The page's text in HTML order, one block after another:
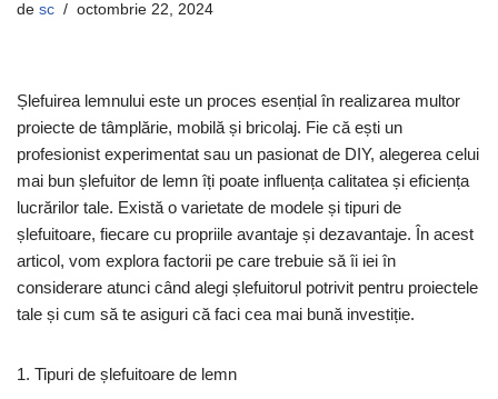
de sc octombrie 22, 2024
Șlefuirea lemnului este un proces esențial în realizarea multor
proiecte de tâmplărie, mobilă și bricolaj. Fie că ești un
profesionist experimentat sau un pasionat de DIY, alegerea celui
mai bun șlefuitor de lemn îți poate influența calitatea și eficiența
lucrărilor tale. Există o varietate de modele și tipuri de
șlefuitoare, fiecare cu propriile avantaje și dezavantaje. În acest
articol, vom explora factorii pe care trebuie să îi iei în
considerare atunci când alegi șlefuitorul potrivit pentru proiectele
tale și cum să te asiguri că faci cea mai bună investiție.
1. Tipuri de șlefuitoare de lemn